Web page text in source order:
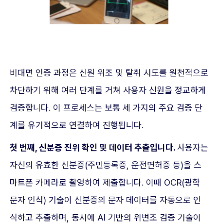
비대면 인증 과정은 신원 위조 및 탈취 시도를 원천적으로
차단하기 위해 여러 단계를 거쳐 사용자 신원을 정교하게
검증합니다. 이 프로세스는 보통 세 가지의 주요 검증 단
계를 유기적으로 연결하여 진행됩니다.
첫 번째, 신분증 진위 확인 및 데이터 추출입니다. 사용자는
자신의 유효한 신분증(주민등록증, 운전면허증 등)을 스
마트폰 카메라로 촬영하여 제출합니다. 이때 OCR(광학
문자 인식) 기술이 신분증의 문자 데이터를 자동으로 인
식하고 추출하며, 동시에 AI 기반의 위변조 검증 기술이